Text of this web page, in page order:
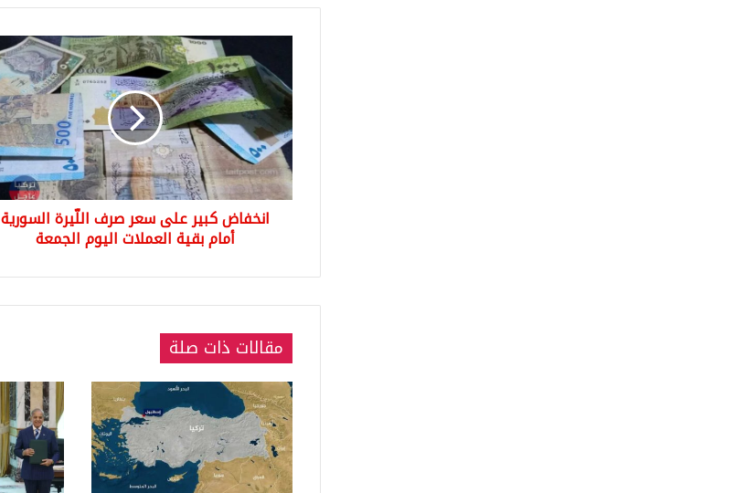
على
سعر
صرف
اللّيرة
السورية
أمام
بقية
العملاتانخفاض كبير على سعر صرف اللّيرة السورية
أمام بقية العملات اليوم الجمعة
مقالات ذات صلة